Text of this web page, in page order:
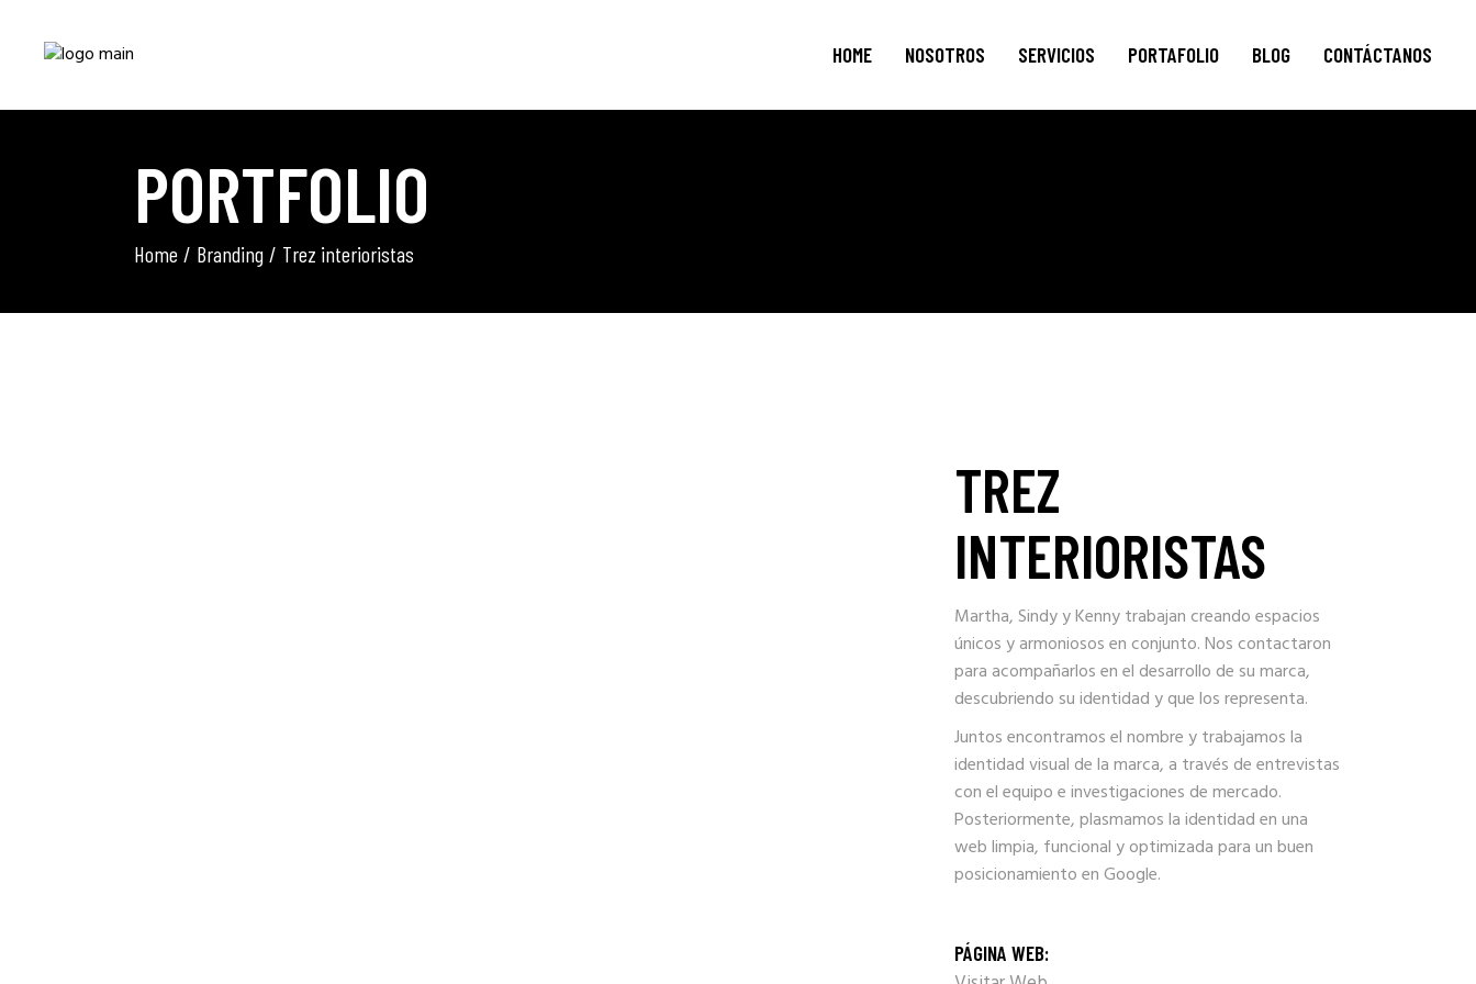
HOME NOSOTROS SERVICIOS PORTAFOLIO BLOG CONTÁCTANOS
PORTFOLIO
Home Branding Trez interioristas
TREZ
INTERIORISTAS
Martha, Sindy y Kenny trabajan creando espacios
únicos y armoniosos en conjunto. Nos contactaron
para acompañarlos en el desarrollo de su marca,
descubriendo su identidad y que los representa.
Juntos encontramos el nombre y trabajamos la
identidad visual de la marca, a través de entrevistas
con el equipo e investigaciones de mercado.
Posteriormente, plasmamos la identidad en una
web limpia, funcional y optimizada para un buen
posicionamiento en Google.
PÁGINA WEB: